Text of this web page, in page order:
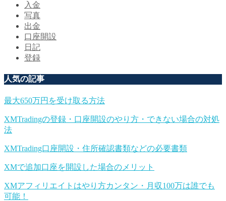
入金
写真
出金
口座開設
日記
登録
人気の記事
最大650万円を受け取る方法
XMTradingの登録・口座開設のやり方・できない場合の対処
法
XMTrading口座開設・住所確認書類などの必要書類
XMで追加口座を開設した場合のメリット
XMアフィリエイトはやり方カンタン・月収100万は誰でも
可能！